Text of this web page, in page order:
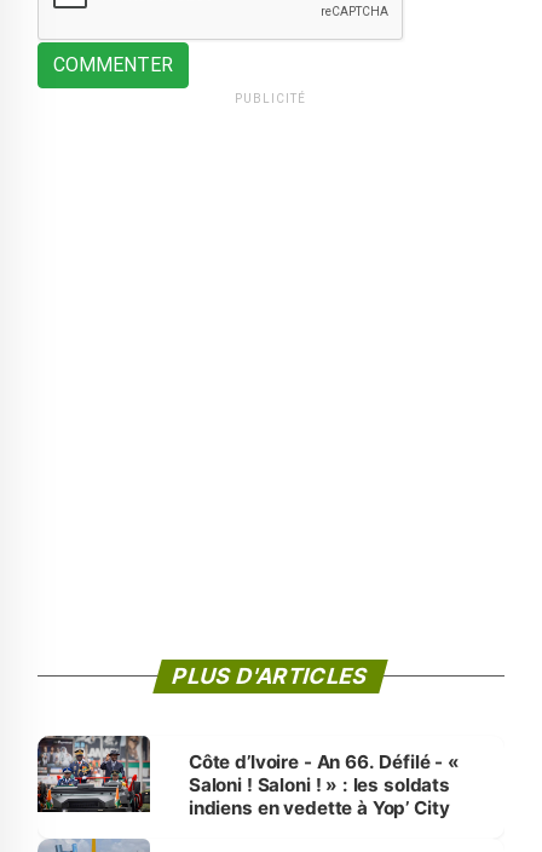
COMMENTER
PUBLICITÉ
PLUS D'ARTICLES
Côte d’Ivoire - An 66. Défilé - «
Saloni ! Saloni ! » : les soldats
indiens en vedette à Yop’ City